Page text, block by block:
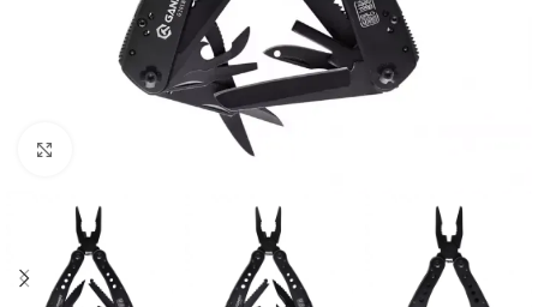
Spustelėkite, kad padidintumėte